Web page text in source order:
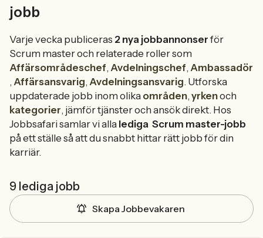
jobb
Varje vecka publiceras 2 nya jobbannonser för
Scrum master och relaterade roller som
Affärsområdeschef,Avdelningschef,Ambassadör
,Affärsansvarig,Avdelningsansvarig. Utforska
uppdaterade jobb inom olika områden,yrkenoch
kategorier, jämför tjänster och ansök direkt. Hos
Jobbsafari samlar vi alla lediga Scrum master-jobb
på ett ställe så att du snabbt hittar rätt jobb för din
karriär.
9 lediga jobb
Skapa Jobbevakaren